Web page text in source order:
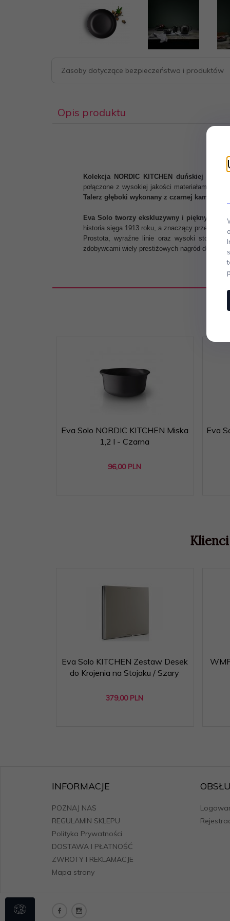
Zasoby dotyczące bezpieczeństwa i produktów
Opis produktu
Kolekcja NORDIC KITCHEN duńskiej
połączone z wysokiej jakości materiałami,
Talerz głęboki wykonany z czarnej kamionki.
Eva Solo tworzy ekskluzywny i piękny
historia sięga 1913 roku, a znaczący przełom
Prostota, wyraźne linie oraz wysoki stopień
zdobywcami wiely prestiżowych nagród
Eva Solo NORDIC KITCHEN Miska
1,2 l - Czarna
96,00 PLN
Eva
Eva Solo KITCHEN Zestaw Desek
do Krojenia na Stojaku / Szary
379,00 PLN
INFORMACJE
POZNAJ NAS
REGULAMIN SKLEPU
Polityka Prywatności
DOSTAWA I PŁATNOŚĆ
ZWROTY I REKLAMACJE
Mapa strony